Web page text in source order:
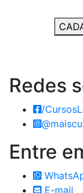
Redes
/
Entre
E-mail